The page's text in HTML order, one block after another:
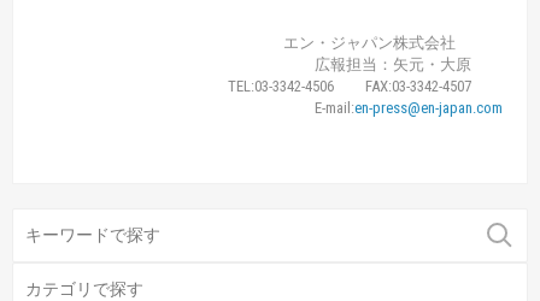
エン・ジャパン株式会社
広報担当：矢元・大原
TEL:03-3342-4506 FAX:03-3342-4507
E-mail:en-press@en-japan.com